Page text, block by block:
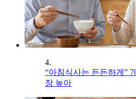
4.
“아침식사는 든든하게”
장 높아